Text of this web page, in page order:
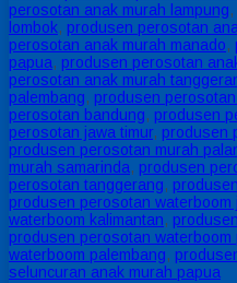
perosotan anak murah lampung,
lombok, produsen perosotan
perosotan anak murah manado,
papua, produsen perosotan
perosotan anak murah
palembang, produsen
perosotan bandung, produsen
perosotan jawa timur, produsen
produsen perosotan murah
murah samarinda, produsen
perosotan tanggerang,
produsen perosotan waterboom
waterboom kalimantan,
produsen perosotan waterboom
waterboom palembang,
seluncuran anak murah papua